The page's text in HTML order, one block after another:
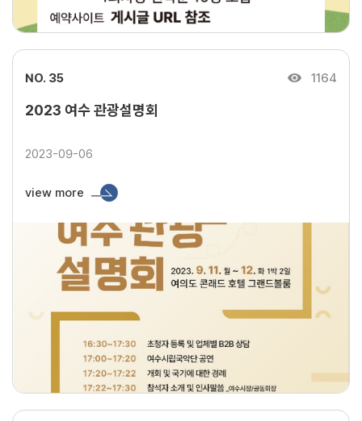
NO. 35 1164
2023 여수 관광설명회
2023-09-06
view more